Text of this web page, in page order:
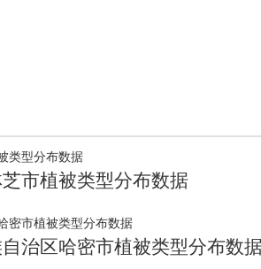
市植被类型分布数据
治区哈密市植被类型分布数